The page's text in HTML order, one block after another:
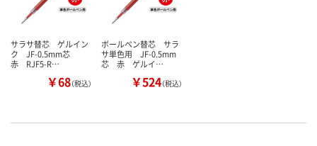
サラサ替芯 ゲルイン
ク JF-0.5mm芯
赤 RJF5-R…
￥68（税込）
ボールペン替芯 サラ
サ単色用 JF-0.5mm
芯 赤 ゲルイ…
￥524（税込）